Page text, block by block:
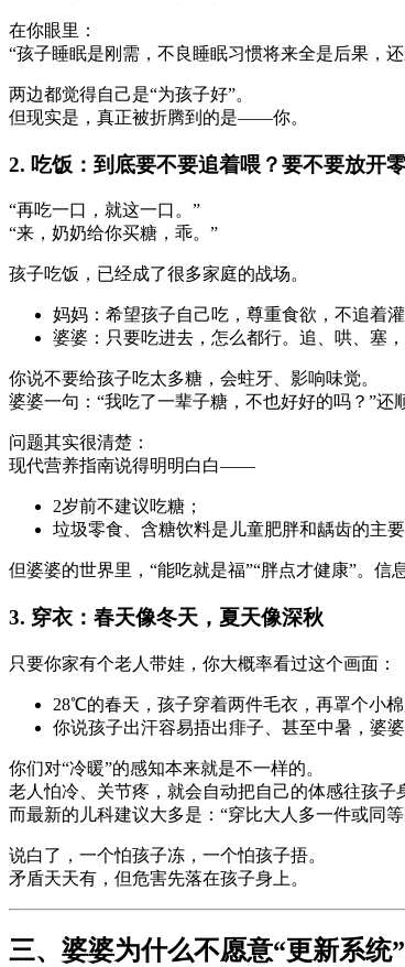
在你眼里：
“孩子睡眠是刚需，不良睡眠习惯将来全是后果，
两边都觉得自己是“为孩子好”。
但现实是，真正被折腾到的是——你。
2. 吃饭：到底要不要追着喂？要不要放开
“再吃一口，就这一口。”
“来，奶奶给你买糖，乖。”
孩子吃饭，已经成了很多家庭的战场。
妈妈：希望孩子自己吃，尊重食欲，不追着灌
婆婆：只要吃进去，怎么都行。追、哄、塞
你说不要给孩子吃太多糖，会蛀牙、影响味觉。
婆婆一句：“我吃了一辈子糖，不也好好的吗？”还
问题其实很清楚：
现代营养指南说得明明白白——
2岁前不建议吃糖；
垃圾零食、含糖饮料是儿童肥胖和龋齿的主要
但婆婆的世界里，“能吃就是福”“胖点才健康”。信
3. 穿衣：春天像冬天，夏天像深秋
只要你家有个老人带娃，你大概率看过这个画面：
28℃的春天，孩子穿着两件毛衣，再罩个小棉
你说孩子出汗容易捂出痱子、甚至中暑，婆
你们对“冷暖”的感知本来就是不一样的。
老人怕冷、关节疼，就会自动把自己的体感往孩子
而最新的儿科建议大多是：“穿比大人多一件或同
说白了，一个怕孩子冻，一个怕孩子捂。
矛盾天天有，但危害先落在孩子身上。
三、婆婆为什么不愿意“更新系统